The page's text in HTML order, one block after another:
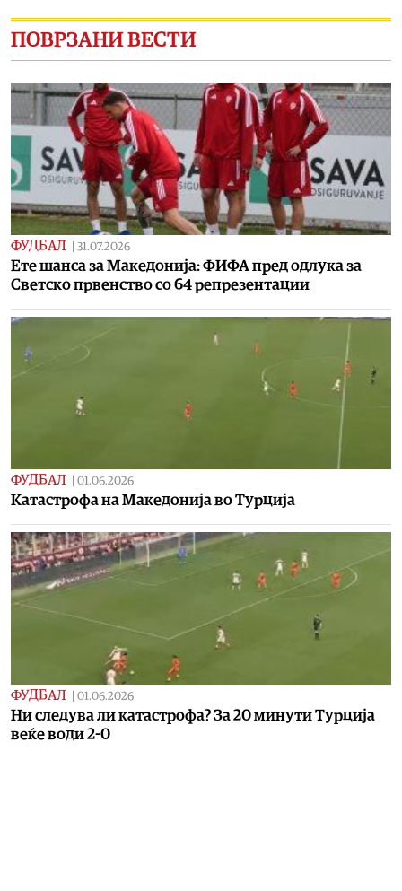
ПОВРЗАНИ ВЕСТИ
ФУДБАЛ 31.07.2026
Eте шанса за Македонија: ФИФА пред одлука за
Светско првенство со 64 репрезентации
ФУДБАЛ 01.06.2026
Kaтастрофа на Македонија во Турција
ФУДБАЛ 01.06.2026
Ни следува ли катастрофа? За 20 минути Турција
веќе води 2-0